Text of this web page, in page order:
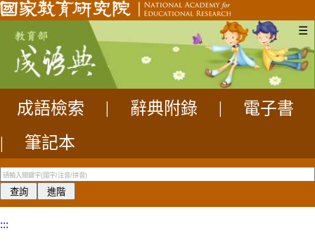
☰
成語檢索 辭典附錄
電子書
|
筆記本
:::